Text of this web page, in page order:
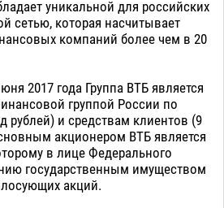
уникальной для российских
сетью, которая насчитывает
компаний более чем в 20
2017 года Группа ВТБ является
группой России по
рублей) и средствам клиентов (9
акционером ВТБ является
в лице Федерального
государственным имуществом
акций.